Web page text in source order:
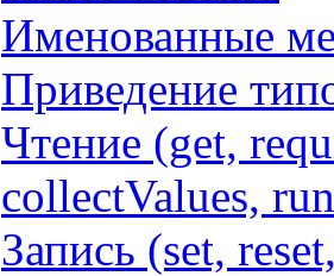
Именованные
Приведение
Чтение (get,
collectValues,
Запись (set,